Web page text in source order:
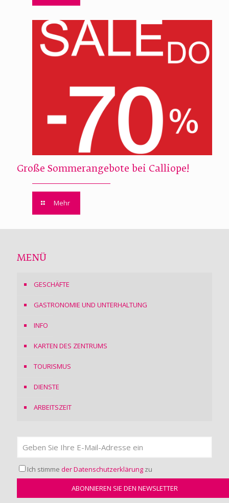
Große Sommerangebote bei Calliope!
Mehr
MENÜ
GESCHÄFTE
GASTRONOMIE UND UNTERHALTUNG
INFO
KARTEN DES ZENTRUMS
TOURISMUS
DIENSTE
ARBEITSZEIT
Ich stimme der Datenschutzerklärung zu